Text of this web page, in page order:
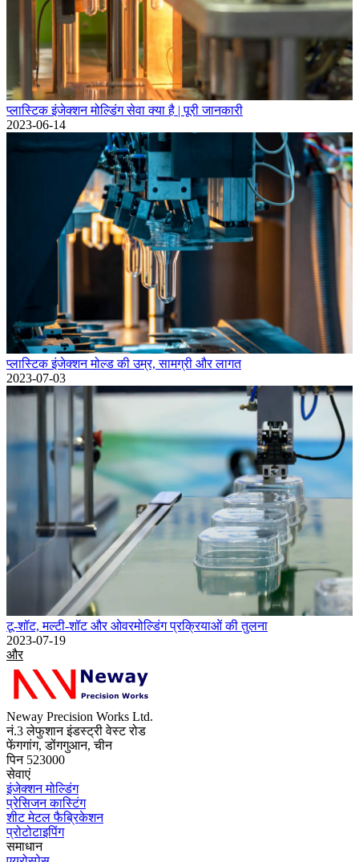
प्लास्टिक इंजेक्शन मोल्डिंग सेवा क्या है | पूरी जानकारी
2023-06-14
प्लास्टिक इंजेक्शन मोल्ड की उम्र, सामग्री और लागत
2023-07-03
टू-शॉट, मल्टी-शॉट और ओवरमोल्डिंग प्रक्रियाओं की तुलना
2023-07-19
और
Neway Precision Works Ltd.
नं.3 लेफुशान इंडस्ट्री वेस्ट रोड
फेंगगांग, डोंगगुआन, चीन
पिन 523000
सेवाएं
इंजेक्शन मोल्डिंग
प्रेसिजन कास्टिंग
शीट मेटल फैब्रिकेशन
प्रोटोटाइपिंग
समाधान